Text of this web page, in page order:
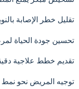
تقليل خطر الإصابة
تحسين جودة الحياة
تقديم خطط علاجية
توجيه المريض نحو